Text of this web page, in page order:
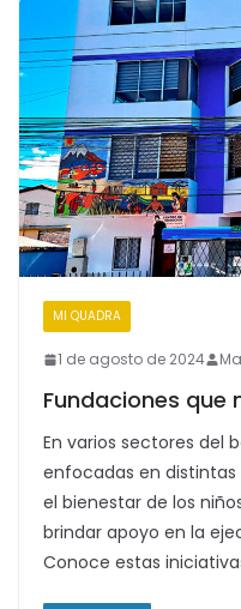
MI QUADRA
1 de agosto de 2024
Fundaciones que
En varios sectores del
enfocadas en distintas
el bienestar de los
brindar apoyo en la
Conoce estas